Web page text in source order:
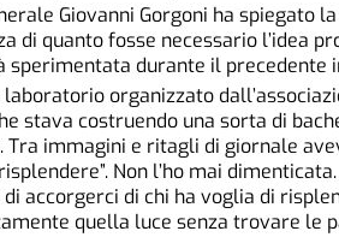
Giovanni Gorgoni ha spiegato
di quanto fosse necessario l’idea
sperimentata durante il
laboratorio organizzato
stava costruendo una sorta di
Tra immagini e ritagli di giornale
Non l’ho mai
accorgerci di chi ha voglia di
quella luce senza trovare le